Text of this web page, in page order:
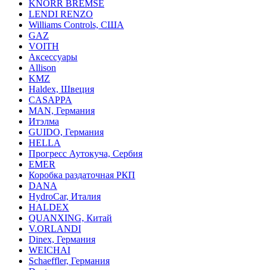
KNORR BREMSE
LENDI RENZO
Williams Controls, США
GAZ
VOITH
Аксессуары
Allison
KMZ
Haldex, Швеция
CASAPPA
MAN, Германия
Итэлма
GUIDO, Германия
HELLA
Прогресс Аутокуча, Сербия
EMER
Коробка раздаточная РКП
DANA
HydroCar, Италия
HALDEX
QUANXING, Китай
V.ORLANDI
Dinex, Германия
WEICHAI
Schaeffler, Германия